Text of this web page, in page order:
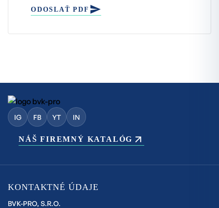
ODOSLAŤ PDF
IG FB YT IN
NÁŠ FIREMNÝ KATALÓG
KONTAKTNÉ ÚDAJE
BVK-PRO, S.R.O.